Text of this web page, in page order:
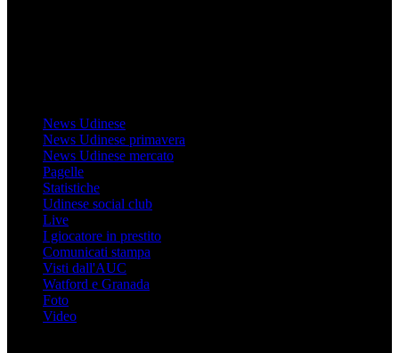
News Udinese
News Udinese primavera
News Udinese mercato
Pagelle
Statistiche
Udinese social club
Live
I giocatore in prestito
Comunicati stampa
Visti dall'AUC
Watford e Granada
Foto
Video